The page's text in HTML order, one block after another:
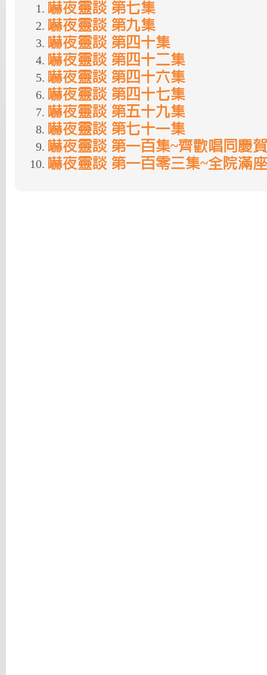
嚇夜靈談 第七集
嚇夜靈談 第九集
嚇夜靈談 第四十集
嚇夜靈談 第四十二集
嚇夜靈談 第四十六集
嚇夜靈談 第四十七集
嚇夜靈談 第五十九集
嚇夜靈談 第七十一集
嚇夜靈談 第一百集~齊歡唱同慶
嚇夜靈談 第一百零三集~全院滿座